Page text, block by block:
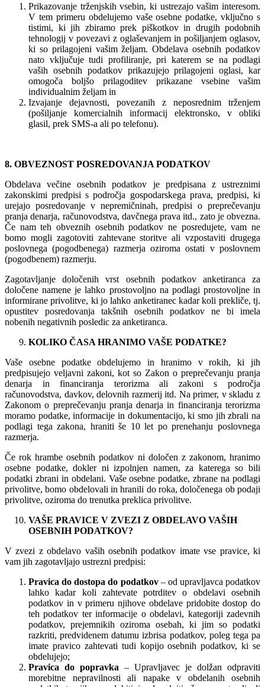
Prikazovanje trženjskih vsebin, ki ustrezajo vašim interesom.
V tem primeru obdelujemo vaše osebne podatke, vključno s
tistimi, ki jih zbiramo prek piškotkov in drugih podobnih
tehnologij v povezavi z oglaševanjem in pošiljanjem oglasov,
ki so prilagojeni vašim željam. Obdelava osebnih podatkov
nato vključuje tudi profiliranje, pri katerem se na podlagi
vaših osebnih podatkov prikazujejo prilagojeni oglasi, kar
omogoča boljšo prilagoditev prikazane vsebine vašim
individualnim željam in
Izvajanje dejavnosti, povezanih z neposrednim trženjem
(pošiljanje komercialnih informacij elektronsko, v obliki
glasil, prek SMS-a ali po telefonu).
8. OBVEZNOST POSREDOVANJA PODATKOV
Obdelava večine osebnih podatkov je predpisana z ustreznimi
zakonskimi predpisi s področja gospodarskega prava, predpisi, ki
urejajo posredovanje v nepremičninah, predpisi o preprečevanju
pranja denarja, računovodstva, davčnega prava itd., zato je obvezna.
Če nam teh obveznih osebnih podatkov ne posredujete, vam ne
bomo mogli zagotoviti zahtevane storitve ali vzpostaviti drugega
poslovnega (pogodbenega) razmerja oziroma ostati v poslovnem
(pogodbenem) razmerju.
Zagotavljanje določenih vrst osebnih podatkov anketiranca za
določene namene je lahko prostovoljno na podlagi prostovoljne in
informirane privolitve, ki jo lahko anketiranec kadar koli prekliče, tj.
opustitev posredovanja takšnih osebnih podatkov ne bi imela
nobenih negativnih posledic za anketiranca.
KOLIKO ČASA HRANIMO VAŠE PODATKE?
Vaše osebne podatke obdelujemo in hranimo v rokih, ki jih
predpisujejo veljavni zakoni, kot so Zakon o preprečevanju pranja
denarja in financiranja terorizma ali zakoni s področja
računovodstva, davkov, delovnih razmerij itd. Na primer, v skladu z
Zakonom o preprečevanju pranja denarja in financiranja terorizma
moramo podatke, informacije in dokumentacijo, ki smo jih zbrali na
podlagi tega zakona, hraniti še 10 let po prenehanju poslovnega
razmerja.
Če rok hrambe osebnih podatkov ni določen z zakonom, hranimo
osebne podatke, dokler ni izpolnjen namen, za katerega so bili
podatki zbrani in obdelani. Vaše osebne podatke, zbrane na podlagi
privolitve, bomo obdelovali in hranili do roka, določenega ob podaji
privolitve, oziroma do trenutka preklica privolitve.
VAŠE PRAVICE V ZVEZI Z OBDELAVO VAŠIH
OSEBNIH PODATKOV?
V zvezi z obdelavo vaših osebnih podatkov imate vse pravice, ki
vam jih zagotavljajo ustrezni predpisi:
Pravica do dostopa do podatkov– od upravljavca podatkov
lahko kadar koli zahtevate potrditev o obdelavi osebnih
podatkov in v primeru njihove obdelave pridobite dostop do
teh podatkov ter informacije o obdelavi, kategoriji zadevnih
podatkov, prejemnikih oziroma osebah, ki jim so podatki
razkriti, predvidenem datumu izbrisa podatkov, poleg tega pa
imate pravico zahtevati tudi kopijo osebnih podatkov, ki se
obdelujejo;
Pravica do popravka – Upravljavec je dolžan odpraviti
morebitne nepravilnosti ali napake v obdelanih osebnih